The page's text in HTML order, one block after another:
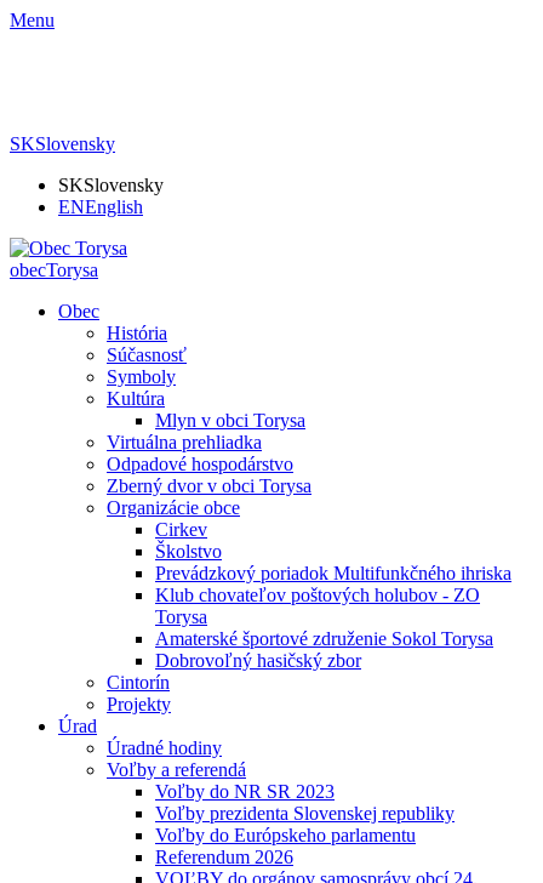
Menu
SKSlovensky
SKSlovensky
ENEnglish
obecTorysa
Obec
História
Súčasnosť
Symboly
Kultúra
Mlyn v obci Torysa
Virtuálna prehliadka
Odpadové hospodárstvo
Zberný dvor v obci Torysa
Organizácie obce
Cirkev
Školstvo
Prevádzkový poriadok Multifunkčného ihriska
Klub chovateľov poštových holubov - ZO
Torysa
Amaterské športové združenie Sokol Torysa
Dobrovoľný hasičský zbor
Cintorín
Projekty
Úrad
Úradné hodiny
Voľby a referendá
Voľby do NR SR 2023
Voľby prezidenta Slovenskej republiky
Voľby do Európskeho parlamentu
Referendum 2026
VOĽBY do orgánov samosprávy obcí 24.